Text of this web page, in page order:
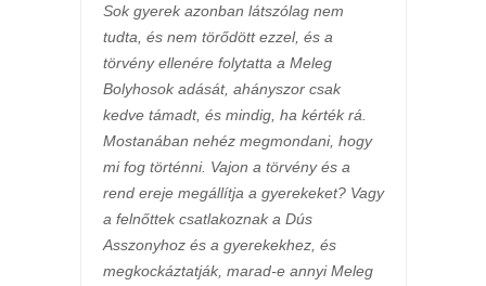
Sok gyerek azonban látszólag nem
tudta, és nem törődött ezzel, és a
törvény ellenére folytatta a Meleg
Bolyhosok adását, ahányszor csak
kedve támadt, és mindig, ha kérték rá.
Mostanában nehéz megmondani, hogy
mi fog történni. Vajon a törvény és a
rend ereje megállítja a gyerekeket? Vagy
a felnőttek csatlakoznak a Dús
Asszonyhoz és a gyerekekhez, és
megkockáztatják, marad-e annyi Meleg